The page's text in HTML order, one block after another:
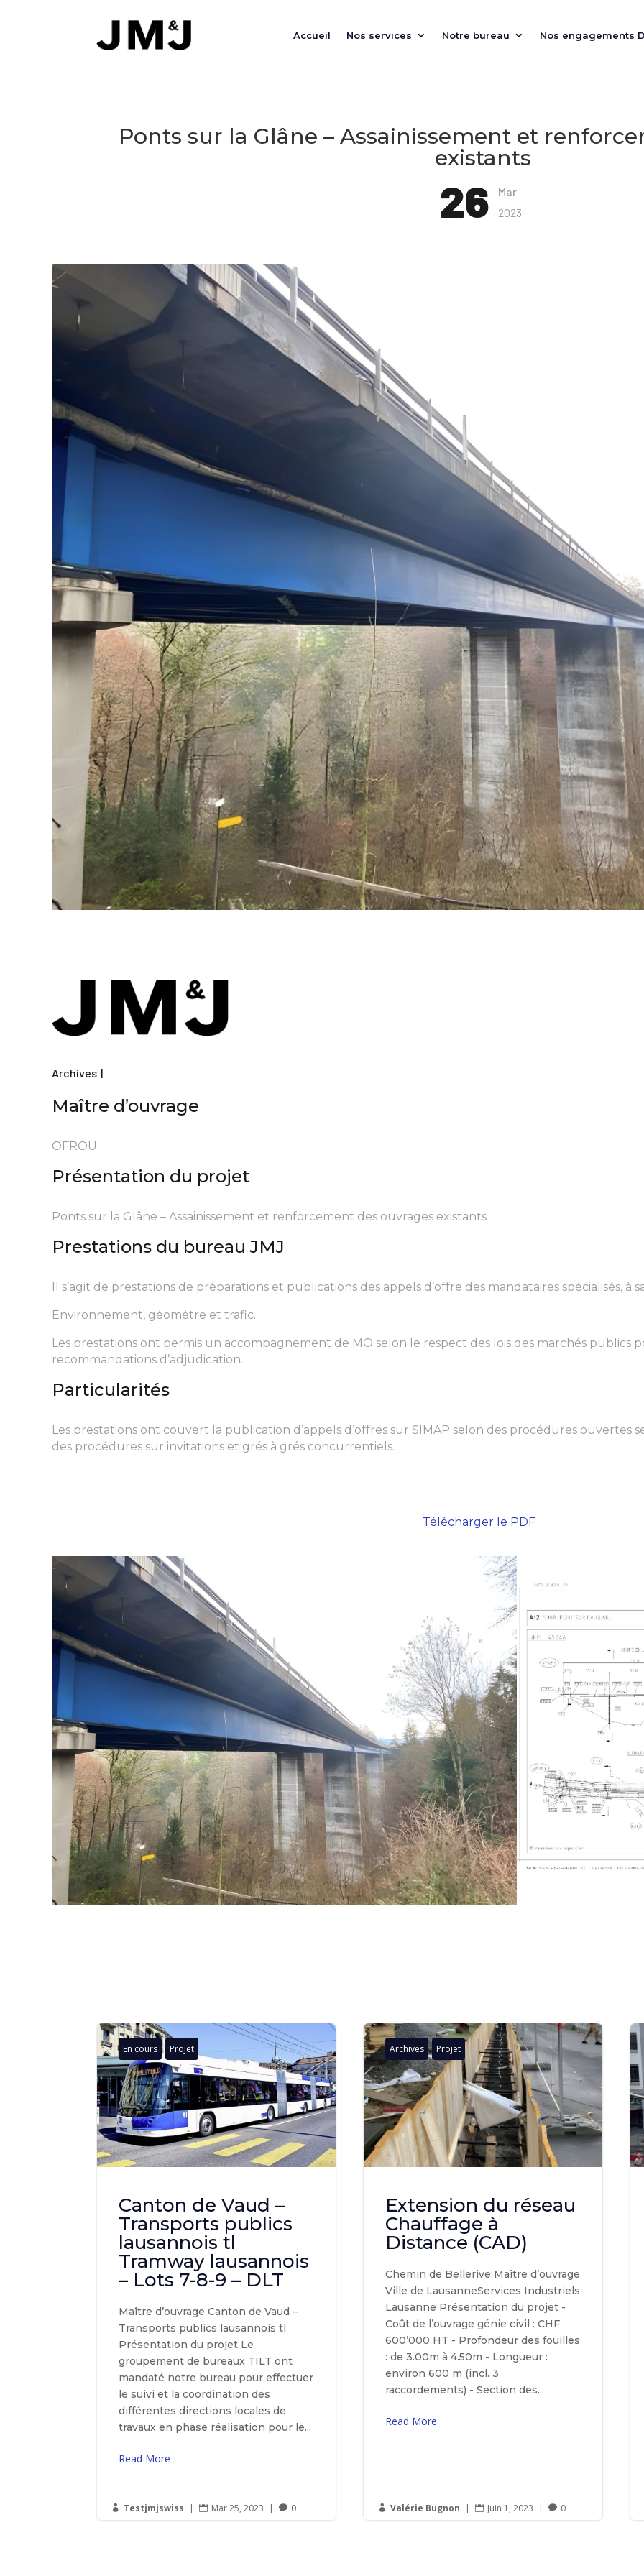
Accueil Nos services Notre bureau Nos engagements
Ponts sur la Glâne – Assainissement et
existants
26
Mar
2023
Archives
Maître d’ouvrage
OFROU
Présentation du projet
Ponts sur la Glâne – Assainissement et renforcement des ouvrages existants
Prestations du bureau JMJ
Il s’agit de prestations de préparations et publications des appels d’offre des mandataires spécialisés, à
Environnement, géomètre et trafic.
Les prestations ont permis un accompagnement de MO selon le respect des lois des marchés publics
recommandations d’adjudication.
Particularités
Les prestations ont couvert la publication d’appels d’offres sur SIMAP selon des procédures ouvertes
des procédures sur invitations et grés à grés concurrentiels.
Télécharger le PDF
En cours Projet
Canton de Vaud –
Transports publics
lausannois tl
Tramway lausannois
– Lots 7-8-9 – DLT
Maître d’ouvrage Canton de Vaud –
Transports publics lausannois tl
Présentation du projet Le
groupement de bureaux TILT ont
mandaté notre bureau pour effectuer
le suivi et la coordination des
différentes directions locales de
travaux en phase réalisation pour le...
Read More
 Testjmjswiss |  Mar 25, 2023 |  0
Archives Projet
Extension du réseau
Chauffage à
Distance (CAD)
Chemin de Bellerive Maître d’ouvrage
Ville de LausanneServices Industriels
Lausanne Présentation du projet -
Coût de l’ouvrage génie civil : CHF
600’000 HT - Profondeur des fouilles
: de 3.00m à 4.50m - Longueur :
environ 600 m (incl. 3
raccordements) - Section des...
Read More
 Valérie Bugnon |  Juin 1, 2023 |  0